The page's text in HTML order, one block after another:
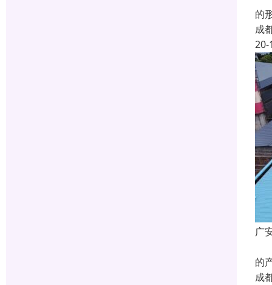
的
成
20-
广
的
成